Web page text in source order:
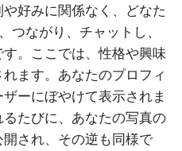
好みに関係なく、どなた
つながり、チャットし、
。ここでは、性格や興味
ます。あなたのプロフィ
ーにぼやけて表示されま
たびに、あなたの写真の
され、その逆も同様で